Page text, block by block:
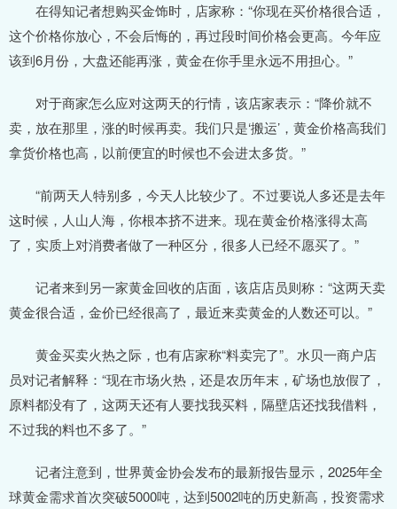
在得知记者想购买金饰时，店家称：“你现在买价格很合适，
这个价格你放心，不会后悔的，再过段时间价格会更高。今年应
该到6月份，大盘还能再涨，黄金在你手里永远不用担心。”
对于商家怎么应对这两天的行情，该店家表示：“降价就不
卖，放在那里，涨的时候再卖。我们只是‘搬运’，黄金价格高我们
拿货价格也高，以前便宜的时候也不会进太多货。”
“前两天人特别多，今天人比较少了。不过要说人多还是去年
这时候，人山人海，你根本挤不进来。现在黄金价格涨得太高
了，实质上对消费者做了一种区分，很多人已经不愿买了。”
记者来到另一家黄金回收的店面，该店店员则称：“这两天卖
黄金很合适，金价已经很高了，最近来卖黄金的人数还可以。”
黄金买卖火热之际，也有店家称“料卖完了”。水贝一商户店
员对记者解释：“现在市场火热，还是农历年末，矿场也放假了，
原料都没有了，这两天还有人要找我买料，隔壁店还找我借料，
不过我的料也不多了。”
记者注意到，世界黄金协会发布的最新报告显示，2025年全
球黄金需求首次突破5000吨，达到5002吨的历史新高，投资需求